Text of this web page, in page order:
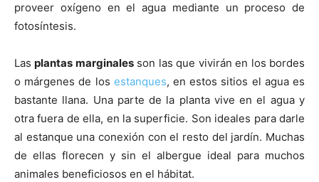
proveer oxígeno en el agua mediante un proceso de
fotosíntesis.
Lasplantas marginalesson las que vivirán en los bordes
o márgenes de los estanques, en estos sitios el agua es
bastante llana. Una parte de la planta vive en el agua y
otra fuera de ella, en la superficie. Son ideales para darle
al estanque una conexión con el resto del jardín. Muchas
de ellas florecen y sin el albergue ideal para muchos
animales beneficiosos en el hábitat.